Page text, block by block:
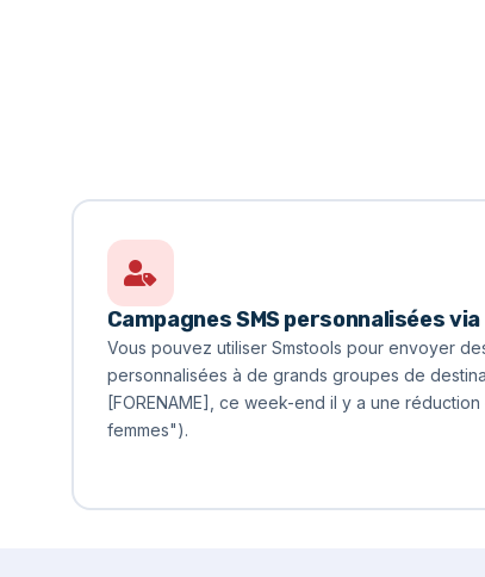
Campagnes SMS personnalisées via
Vous pouvez utiliser Smstools pour envoyer
personnalisées à de grands groupes de
[FORENAME], ce week-end il y a une
femmes").